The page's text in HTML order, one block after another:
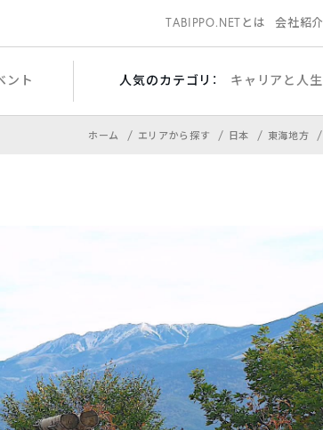
TABIPPO.NETとは 会社紹介
ント 人気のカテゴリ： キャリアと人生
ホーム エリアから探す 日本 東海地方